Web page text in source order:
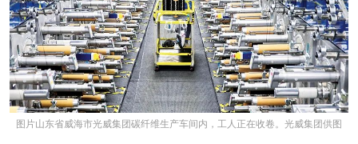
图片山东省威海市光威集团碳纤维生产车间内，工人正在收卷。光威集团供图